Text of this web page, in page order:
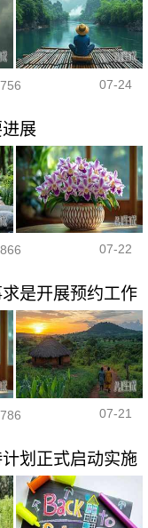
07-24
展
07-22
是开展预约工作
07-21
划正式启动实施